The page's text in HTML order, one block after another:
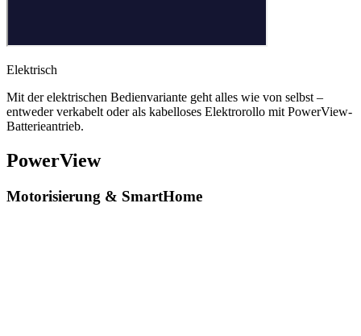
Elektrisch
Mit der elektrischen Bedienvariante geht alles wie von selbst –
entweder verkabelt oder als kabelloses Elektrorollo mit PowerView-
Batterieantrieb.
PowerView
Motorisierung & SmartHome